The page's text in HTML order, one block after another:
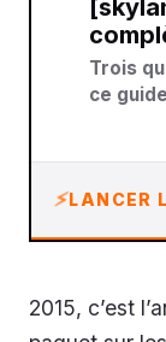
Trois
ce
LANCER
2015, c’est